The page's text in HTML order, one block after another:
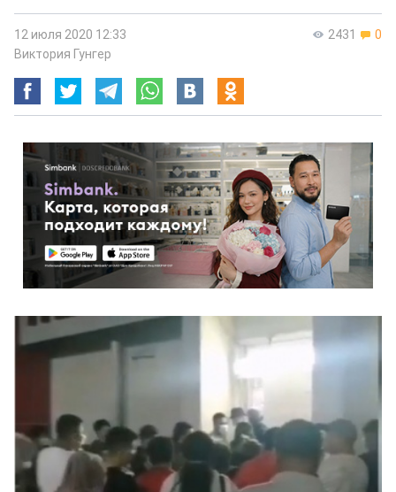
2431 0
12 июля 2020 12:33
Виктория Гунгер